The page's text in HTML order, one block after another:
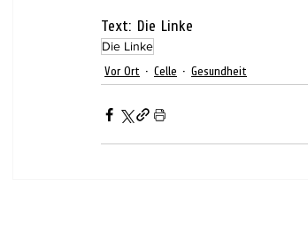
Text: Die Linke
Die Linke
Vor Ort Celle Gesundheit